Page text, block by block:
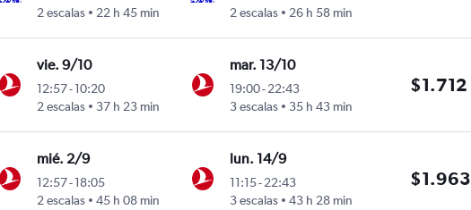
2 escalas
22 h 45 min
2 escalas
26 h 58 min
vie. 9/10
12:57-10:20
2 escalas
37 h 23 min
mar. 13/10
19:00-22:43
3 escalas
35 h 43 min
$1.712
mié. 2/9
12:57-18:05
2 escalas
45 h 08 min
lun. 14/9
11:15-22:43
3 escalas
43 h 28 min
$1.963